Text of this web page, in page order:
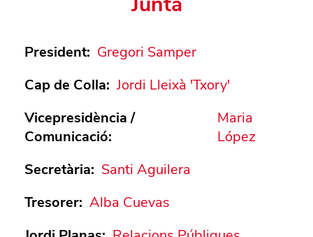
President: Gregori Samper
Cap de Colla: Jordi Lleixà 'Txory'
Vicepresidència /
Comunicació:
Maria
López
Secretària: Santi Aguilera
Tresorer: Alba Cuevas